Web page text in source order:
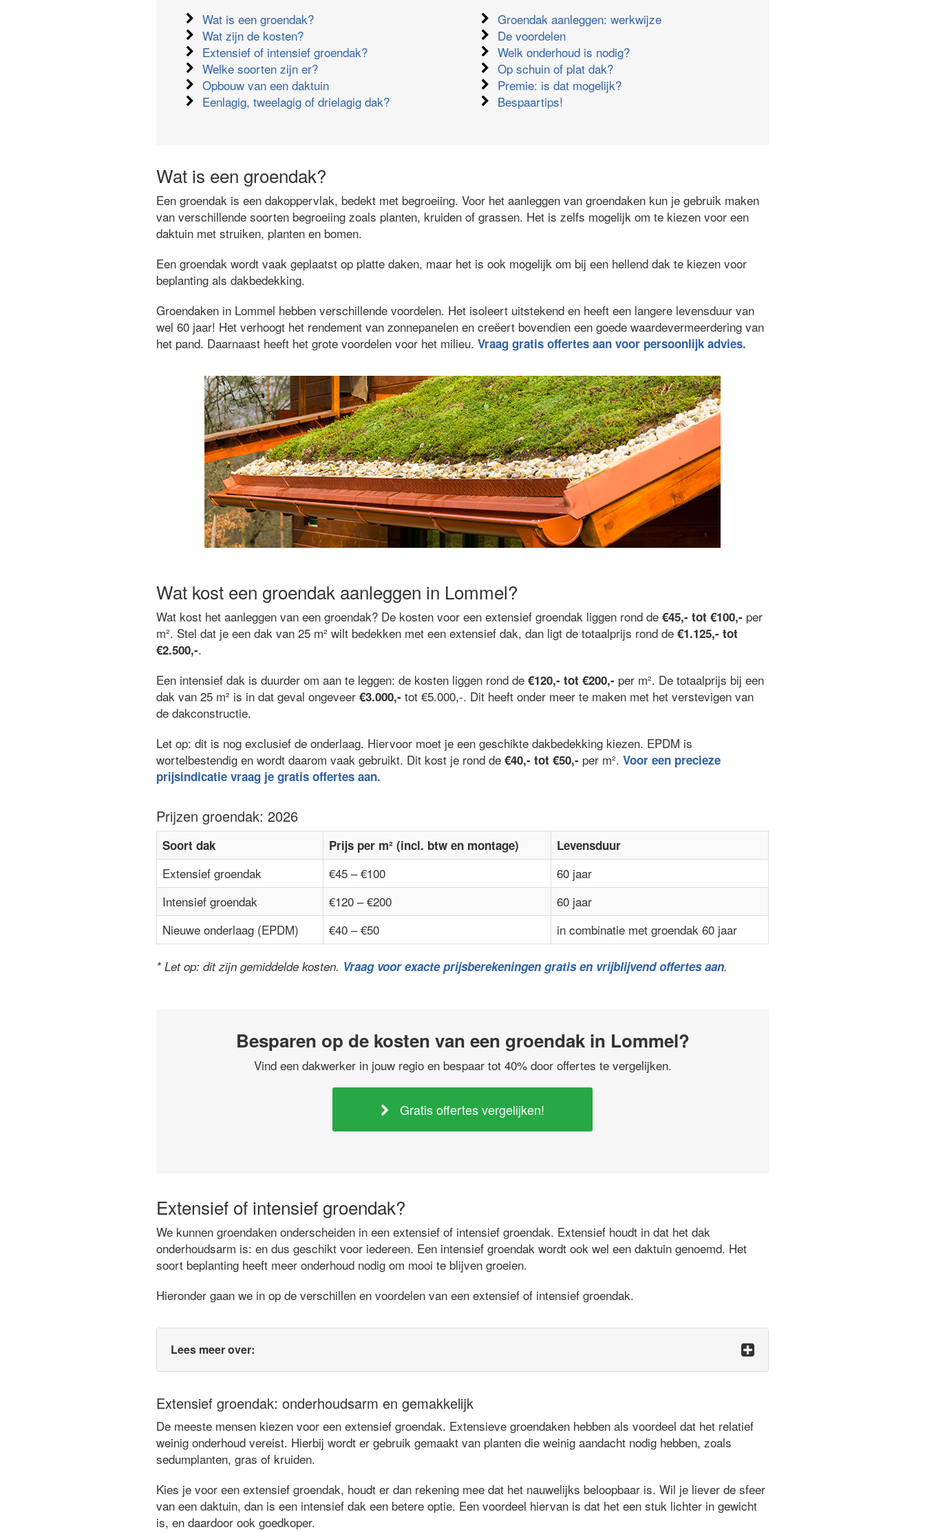
Wat is een groendak?
Wat zijn de kosten?
Extensief of intensief groendak?
Welke soorten zijn er?
Opbouw van een daktuin
Eenlagig, tweelagig of drielagig dak?
Groendak aanleggen: werkwijze
De voordelen
Welk onderhoud is nodig?
Op schuin of plat dak?
Premie: is dat mogelijk?
Bespaartips!
Wat is een groendak?
Een groendak is een dakoppervlak, bedekt met begroeiing. Voor het aanleggen van groendaken kun je gebruik maken
van verschillende soorten begroeiing zoals planten, kruiden of grassen. Het is zelfs mogelijk om te kiezen voor een
daktuin met struiken, planten en bomen.
Een groendak wordt vaak geplaatst op platte daken, maar het is ook mogelijk om bij een hellend dak te kiezen voor
beplanting als dakbedekking.
Groendaken in Lommel hebben verschillende voordelen. Het isoleert uitstekend en heeft een langere levensduur van
wel 60 jaar! Het verhoogt het rendement van zonnepanelen en creëert bovendien een goede waardevermeerdering van
het pand. Daarnaast heeft het grote voordelen voor het milieu. Vraag gratis offertes aan voor persoonlijk advies.
Wat kost een groendak aanleggen in Lommel?
Wat kost het aanleggen van een groendak? De kosten voor een extensief groendak liggen rond de €45,- tot €100,- per
m². Stel dat je een dak van 25 m² wilt bedekken met een extensief dak, dan ligt de totaalprijs rond de €1.125,- tot
€2.500,-.
Een intensief dak is duurder om aan te leggen: de kosten liggen rond de €120,- tot €200,- per m². De totaalprijs bij een
dak van 25 m² is in dat geval ongeveer €3.000,- tot €5.000,-. Dit heeft onder meer te maken met het verstevigen van
de dakconstructie.
Let op: dit is nog exclusief de onderlaag. Hiervoor moet je een geschikte dakbedekking kiezen. EPDM is
wortelbestendig en wordt daarom vaak gebruikt. Dit kost je rond de €40,- tot €50,- per m². Voor een precieze
prijsindicatie vraag je gratis offertes aan.
Prijzen groendak: 2026
Soort dak Prijs per m² (incl. btw en montage) Levensduur
Extensief groendak €45 – €100
60 jaar
Intensief groendak
€120 – €200
60 jaar
Nieuwe onderlaag (EPDM)
€40 – €50 in combinatie met groendak 60 jaar
* Let op: dit zijn gemiddelde kosten. Vraag voor exacte prijsberekeningen gratis en vrijblijvend offertes aan.
Besparen op de kosten van een groendak in Lommel?
Vind een dakwerker in jouw regio en bespaar tot 40% door offertes te vergelijken.
Gratis offertes vergelijken!
Extensief of intensief groendak?
We kunnen groendaken onderscheiden in een extensief of intensief groendak. Extensief houdt in dat het dak
onderhoudsarm is: en dus geschikt voor iedereen. Een intensief groendak wordt ook wel een daktuin genoemd. Het
soort beplanting heeft meer onderhoud nodig om mooi te blijven groeien.
Hieronder gaan we in op de verschillen en voordelen van een extensief of intensief groendak.
Lees meer over:
Extensief groendak: onderhoudsarm en gemakkelijk
De meeste mensen kiezen voor een extensief groendak. Extensieve groendaken hebben als voordeel dat het relatief
weinig onderhoud vereist. Hierbij wordt er gebruik gemaakt van planten die weinig aandacht nodig hebben, zoals
sedumplanten, gras of kruiden.
Kies je voor een extensief groendak, houdt er dan rekening mee dat het nauwelijks beloopbaar is. Wil je liever de sfeer
van een daktuin, dan is een intensief dak een betere optie. Een voordeel hiervan is dat het een stuk lichter in gewicht
is, en daardoor ook goedkoper.